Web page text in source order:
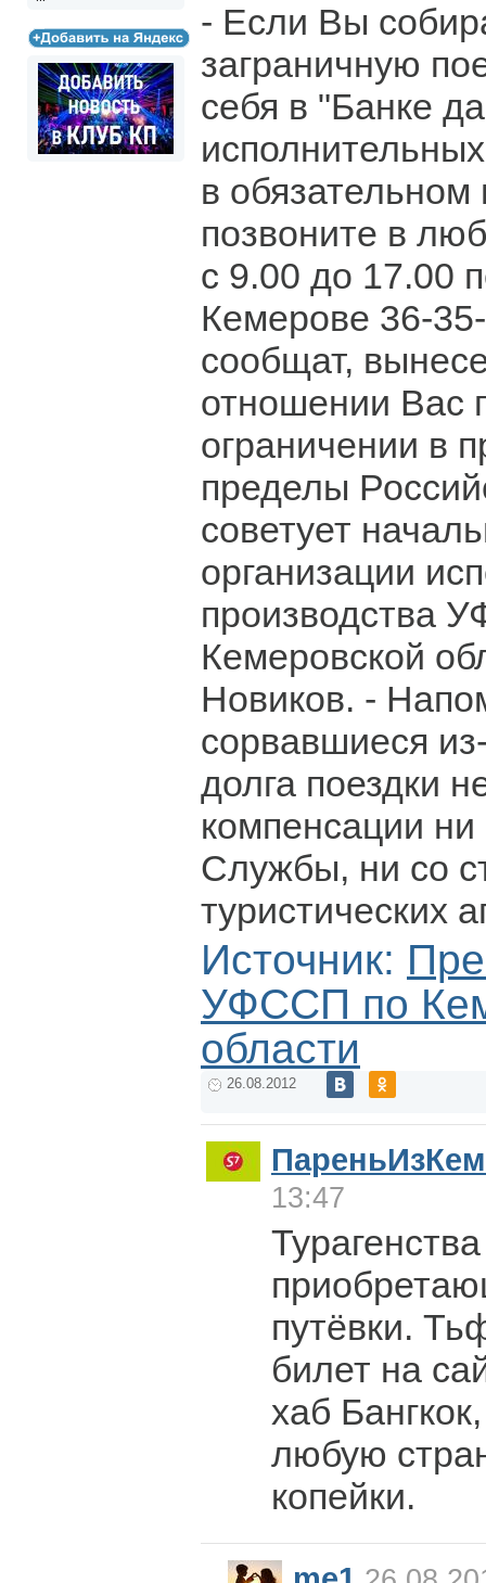
- Если Вы
заграничную
себя в "Банке
в обязательном
позвоните в
с 9.00 до 17.00
Кемерове 36-
сообщат,
отношении Вас
ограничении в
пределы
советует
организации
производства
Кемеровской
Новиков. -
сорвавшиеся
долга поездки
компенсации
Службы, ни со
туристических
Источник:
УФССП по
области
26.08.2012
13:47
путёвки.
билет на
хаб
любую
копейки.